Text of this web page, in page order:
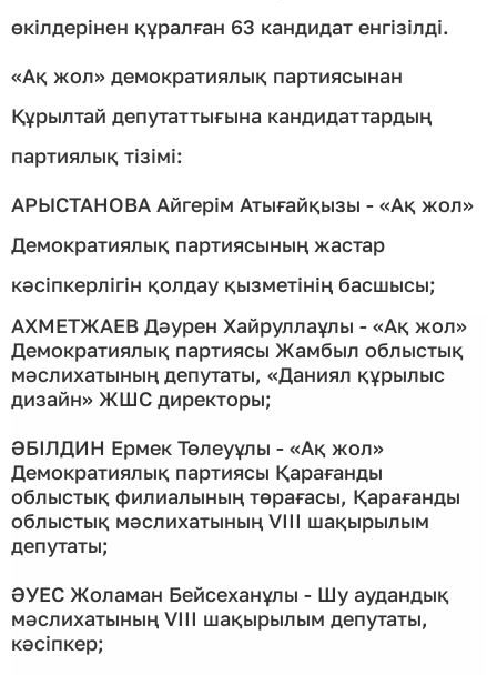
өкілдерінен құралған 63 кандидат енгізілді.
«Ақ жол» демократиялық партиясынан
Құрылтай депутаттығына кандидаттардың
партиялық тізімі:
АРЫСТАНОВА Айгерім Атығайқызы - «Ақ жол»
Демократиялық партиясының жастар
кәсіпкерлігін қолдау қызметінің басшысы;
АХМЕТЖАЕВ Дәурен Хайруллаұлы - «Ақ жол»
Демократиялық партиясы Жамбыл облыстық
мәслихатының депутаты, «Даниял құрылыс
дизайн» ЖШС директоры;
ӘБІЛДИН Ермек Төлеуұлы - «Ақ жол»
Демократиялық партиясы Қарағанды
облыстық филиалының төрағасы, Қарағанды
облыстық мәслихатының VIII шақырылым
депутаты;
ӘУЕС Жоламан Бейсеханұлы - Шу аудандық
мәслихатының VIII шақырылым депутаты,
кәсіпкер;